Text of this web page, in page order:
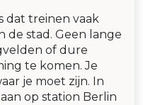
dat treinen vaak
stad. Geen lange
of dure
te komen. Je
je moet zijn. In
op station Berlin